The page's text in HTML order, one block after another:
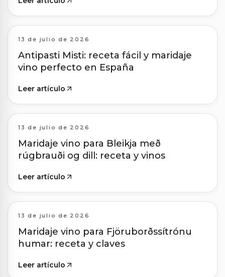
13 de julio de 2026
Antipasti Misti: receta fácil y maridaje
vino perfecto en España
Leer artículo
13 de julio de 2026
Maridaje vino para Bleikja með
rúgbrauði og dill: receta y vinos
Leer artículo
13 de julio de 2026
Maridaje vino para Fjöruborðssítrónu
humar: receta y claves
Leer artículo